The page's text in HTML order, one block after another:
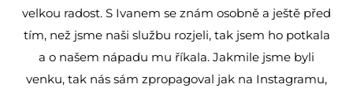
velkou radost. S Ivanem se znám osobně a ještě před
tím, než jsme naši službu rozjeli, tak jsem ho potkala
a o našem nápadu mu říkala. Jakmile jsme byli
venku, tak nás sám zpropagoval jak na Instagramu,